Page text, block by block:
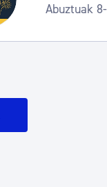
Gune publikoa,